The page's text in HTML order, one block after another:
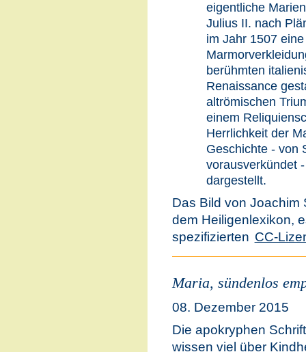
eigentliche
Julius II. nach
im Jahr 1507
berühmten
Renaissance
altrömischen
einem
Herrlichkeit der
Geschichte - von
vorausverkündet
dargestellt.
Das Bild von Joachim
dem Heiligenlexikon,
spezifizierten CC-
Maria, sündenlos
08. Dezember 2015
Die apokryphen
wissen viel über